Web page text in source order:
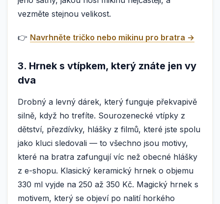
vezměte stejnou velikost.
👉 Navrhněte tričko nebo mikinu pro bratra →
3. Hrnek s vtípkem, který znáte jen vy
dva
Drobný a levný dárek, který funguje překvapivě
silně, když ho trefíte. Sourozenecké vtípky z
dětství, přezdívky, hlášky z filmů, které jste spolu
jako kluci sledovali — to všechno jsou motivy,
které na bratra zafungují víc než obecné hlášky
z e-shopu. Klasický keramický hrnek o objemu
330 ml vyjde na 250 až 350 Kč. Magický hrnek s
motivem, který se objeví po nalití horkého